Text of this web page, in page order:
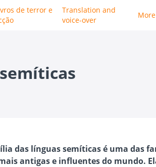
de terror e
Translation and
voice-over
More
das línguas semíticas é uma das
antigas e influentes do mundo.